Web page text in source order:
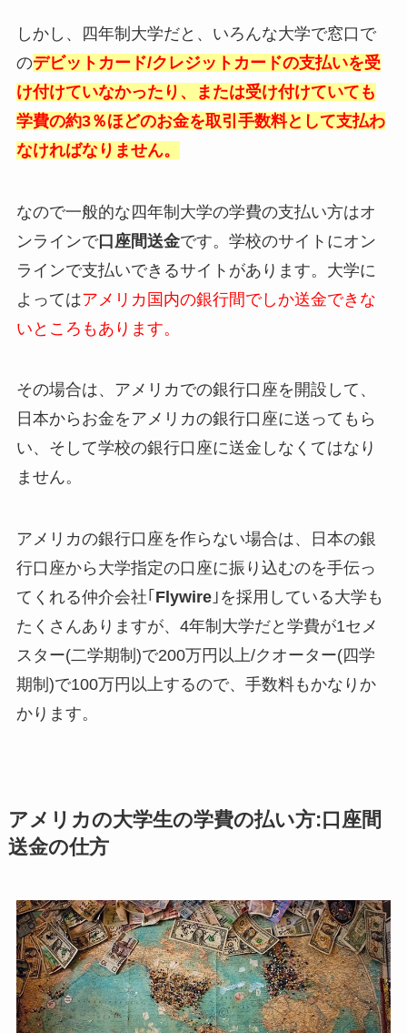
しかし、四年制大学だと、いろんな大学で窓口で
のデビットカード/クレジットカードの支払いを受
け付けていなかったり、または受け付けていても
学費の約3％ほどのお金を取引手数料として支払わ
なければなりません。
なので一般的な四年制大学の学費の支払い方はオ
ンラインで口座間送金です。 学校のサイトにオン
ラインで支払いできるサイトがあります。 大学に
よってはアメリカ国内の銀行間でしか送金できな
いところもあります。
その場合は、アメリカでの銀行口座を開設して、
日本からお金をアメリカの銀行口座に送ってもら
い、そして学校の銀行口座に送金しなくてはなり
ません。
アメリカの銀行口座を作らない場合は、日本の銀
行口座から大学指定の口座に振り込むのを手伝っ
てくれる仲介会社｢ Flywire｣を採用している大学も
たくさんありますが、4年制大学だと学費が1セメ
スター(二学期制)で200万円以上/クオーター(四学
期制)で100万円以上するので、手数料もかなりか
かります。
アメリカの大学生の学費の払い方:口座間
送金の仕方